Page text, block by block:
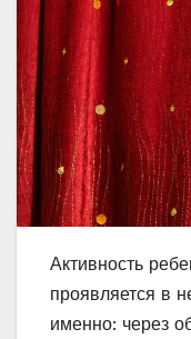
Активность
проявляется в
именно: через